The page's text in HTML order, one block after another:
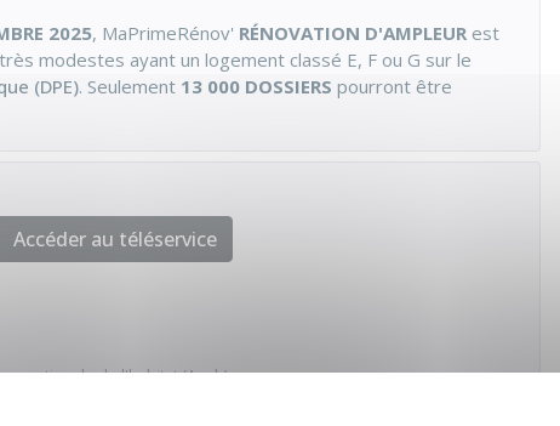
2025, MaPrimeRénov' RÉNOVATION D'AMPLEUR est
modestes ayant un logement classé E, F ou G sur le
(DPE). Seulement 13 000 DOSSIERS pourront être
Accéder au téléservice
nationale de l'habitat (Anah)